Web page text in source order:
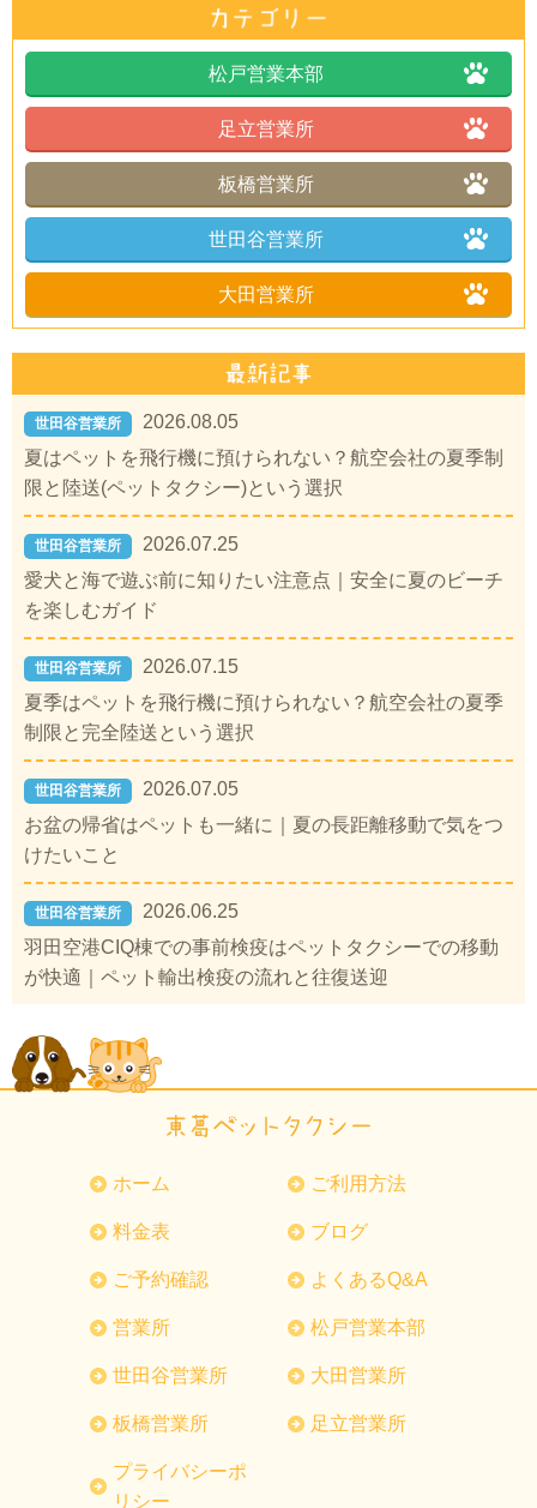
松戸営業本部
足立営業所
板橋営業所
世田谷営業所
大田営業所
世田谷営業所
2026.08.05
夏はペットを飛行機に預けられない？航空会社の夏季制
限と陸送(ペットタクシー)という選択
世田谷営業所
2026.07.25
愛犬と海で遊ぶ前に知りたい注意点｜安全に夏のビーチ
を楽しむガイド
世田谷営業所
2026.07.15
夏季はペットを飛行機に預けられない？航空会社の夏季
制限と完全陸送という選択
世田谷営業所
2026.07.05
お盆の帰省はペットも一緒に｜夏の長距離移動で気をつ
けたいこと
世田谷営業所
2026.06.25
羽田空港CIQ棟での事前検疫はペットタクシーでの移動
が快適｜ペット輸出検疫の流れと往復送迎
ホーム ご利用方法
料金表 ブログ
ご予約確認 よくあるQ&A
営業所 松戸営業本部
世田谷営業所 大田営業所
板橋営業所 足立営業所
プライバシーポ
リシー